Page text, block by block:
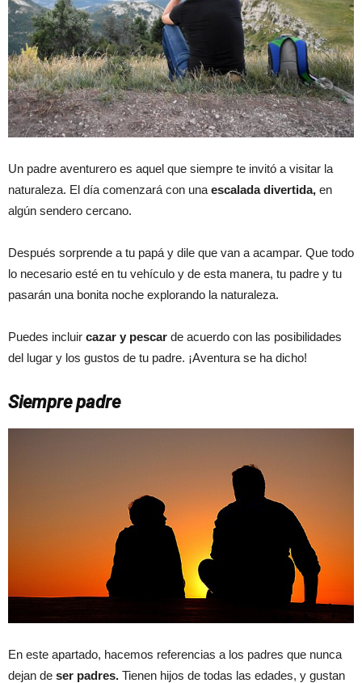
Un padre aventurero es aquel que siempre te invitó a visitar la
naturaleza. El día comenzará con unaescalada divertida, en
algún sendero cercano.
Después sorprende a tu papá y dile que van a acampar. Que todo
lo necesario esté en tu vehículo y de esta manera, tu padre y tu
pasarán una bonita noche explorando la naturaleza.
Puedes incluir cazar y pescar de acuerdo con las posibilidades
del lugar y los gustos de tu padre. ¡Aventura se ha dicho!
Siempre padre
En este apartado, hacemos referencias a los padres que nunca
dejan de ser padres. Tienen hijos de todas las edades, y gustan